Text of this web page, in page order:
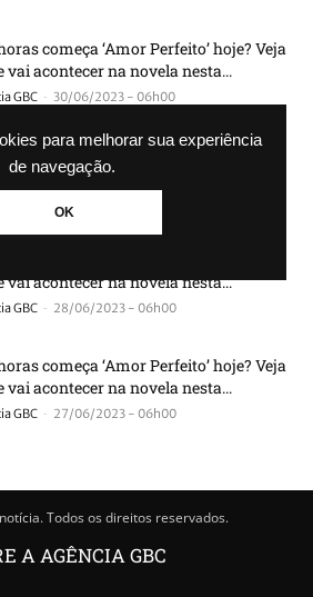
para melhorar sua experiência
de navegação.
OK
começa ‘Amor Perfeito’ hoje? Veja
vai acontecer na novela nesta...
GBC - 30/06/2023 - 06h00
horas começa ‘Amor Perfeito’ hoje? Veja
vai acontecer na novela nesta...
vai acontecer na novela nesta...
GBC - 28/06/2023 - 06h00
começa ‘Amor Perfeito’ hoje? Veja
vai acontecer na novela nesta...
GBC - 27/06/2023 - 06h00
Todos os direitos reservados.
A AGÊNCIA GBC